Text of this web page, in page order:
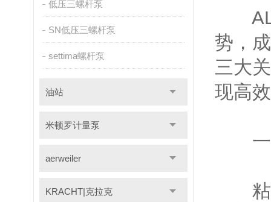
低压三螺杆泵
SN低压三螺杆泵
settima螺杆泵
油站
米顿罗计量泵
aerweiler
KRACHT|克拉克
势，
三大
现高
一、
粘